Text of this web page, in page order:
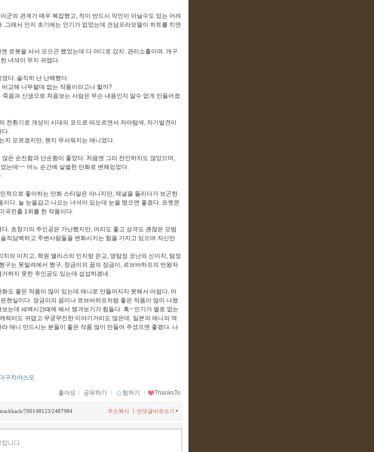
군의 관계가 매우 복잡했고, 적이 반드시 악인이 아닐수도 있는 어려
그래서 인지 초기에는 인기가 없었는데 건담프라모델이 히트를 치면
로봇을 사서 모으곤 했었는데 다 어디로 갔지. 관리소홀이여. 개구
녀석이 무지 귀엽다.
다. 솔직히 난 난해했다.
교해 나무랄데 없는 작품이라고나 할까?
음과 신생으로 처음보는 사람은 무슨 내용인지 알수 없게 만들어졌
전환기로 개성이 시대의 코드로 떠오르면서 자아탐색, 자기발견이
다.
지 모르겠지만, 왠지 무서워지는 애니였다.
은 순진함과 단순함이 좋았다. 처음엔 그리 잔인하지도 않았으며,
는데~~ 어느 순간에 살벌한 만화로 변해있었다.
적으로 좋아하는 만화 스타일은 아니지만, 채널을 돌리다가 보곤한
이다. 늘 눈을감고 나오는 녀석이 있는데 눈을 떴으면 좋겠다. 포켓몬
국진출 1위를 한 작품이다.
. 초창기의 주인공은 가난했지만, 머리도 좋고 성격도 괜찮은 모범
직담백하고 주변사람들을 변화시키는 힘을 가지고 있으며 자신만
치의 이치고, 학원 앨리스의 민지랑 은교, 명탐정 코난의 신이치, 탐정
구는 못말려에서 짱구, 장금이의 꿈의 장금이, 르브바하프의 반왕자
하지 못한 주인공도 있는데 섭섭하겠네.
도 좋은 작품이 많이 있는데 애니로 만들어지지 못해서 아쉽다. 아
현실이다. 장금이의 꿈이나 르브바하프처럼 좋은 작품이 많이 나왔
는데 새벽시간때에 해서 챙겨보기가 힘들다. 흑~ 인기가 별로 없는
릭터도 귀엽고 무궁무진한 이야기거리도 많은데. 일본의 애니의 역
애니 만드시는 분들이 좋은 작품 많이 만들어 주셨으면 좋겠다. 나
구치야스오
좋아요 ｌ 공유하기 ｌ 찜하기 ｌ ThanksTo
700148123/2487984 먼댓글바로쓰기
주소복사